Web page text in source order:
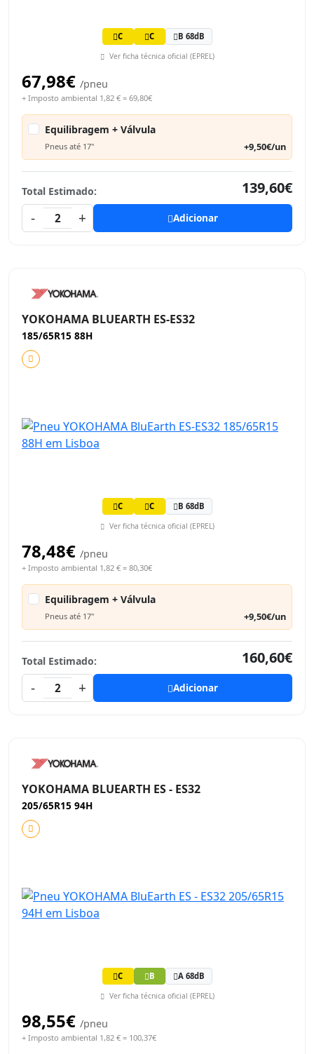
C C B 68dB
Ver ficha técnica oficial (EPREL)
67,98€ /pneu
+ Imposto ambiental 1,82 € = 69,80€
Equilibragem + Válvula
Pneus até 17" +9,50€/un
Total Estimado:
139,60€
-
2 + Adicionar
YOKOHAMA BLUEARTH ES-ES32
185/65R15 88H
C C B 68dB
Ver ficha técnica oficial (EPREL)
78,48€ /pneu
+ Imposto ambiental 1,82 € = 80,30€
Equilibragem + Válvula
Pneus até 17" +9,50€/un
Total Estimado:
160,60€
-
2 + Adicionar
YOKOHAMA BLUEARTH ES - ES32
205/65R15 94H
C B A 68dB
Ver ficha técnica oficial (EPREL)
98,55€ /pneu
+ Imposto ambiental 1,82 € = 100,37€